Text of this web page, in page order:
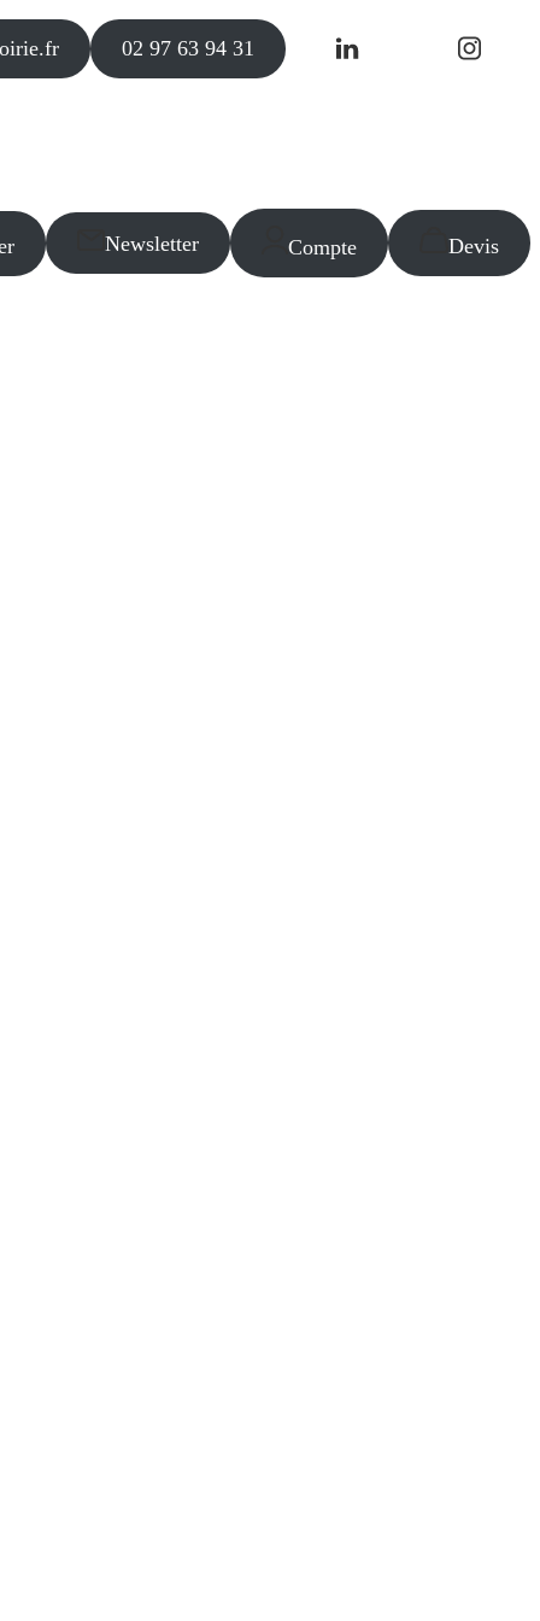
02 97 63 94 31
Newsletter Compte Devis